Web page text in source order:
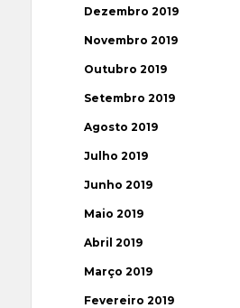
Dezembro 2019
Novembro 2019
Outubro 2019
Setembro 2019
Agosto 2019
Julho 2019
Junho 2019
Maio 2019
Abril 2019
Março 2019
Fevereiro 2019